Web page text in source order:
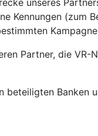
unseres
(zum
Partner, die